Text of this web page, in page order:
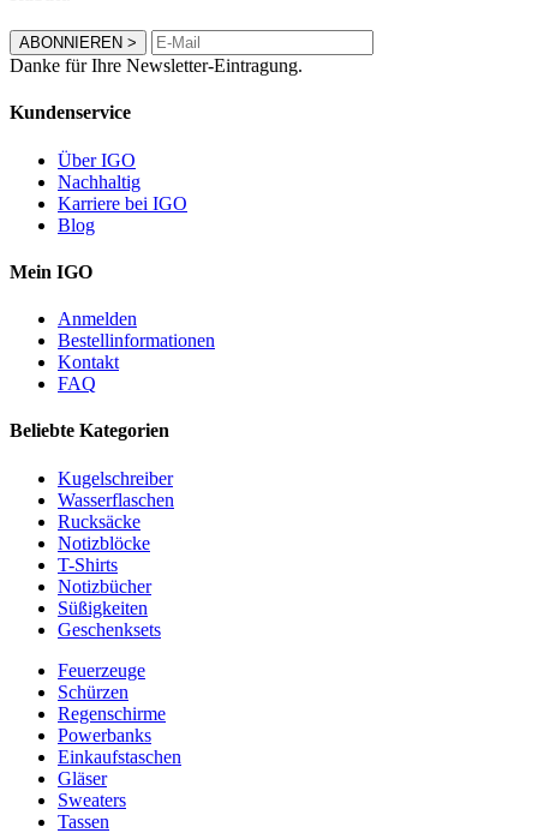
ABONNIEREN >
Danke für Ihre Newsletter-Eintragung.
Kundenservice
Über IGO
Nachhaltig
Karriere bei IGO
Blog
Mein IGO
Anmelden
Bestellinformationen
Kontakt
FAQ
Beliebte Kategorien
Kugelschreiber
Wasserflaschen
Rucksäcke
Notizblöcke
T-Shirts
Notizbücher
Süßigkeiten
Geschenksets
Feuerzeuge
Schürzen
Regenschirme
Powerbanks
Einkaufstaschen
Gläser
Sweaters
Tassen